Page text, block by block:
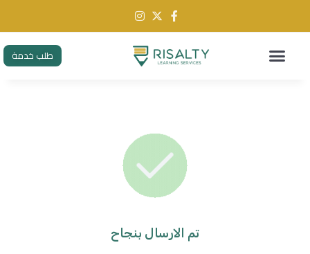
طلب خدمة
تم الارسال بنجاح